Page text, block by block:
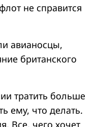
не справится
авианосцы,
британского
тратить больше
ему, что делать.
Все, чего хочет